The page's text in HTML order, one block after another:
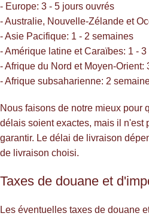
- Europe: 3 - 5 jours ouvrés
- Australie, Nouvelle-Zélande et
- Asie Pacifique: 1 - 2 semaines
- Amérique latine et Caraïbes: 1 -
- Afrique du Nord et Moyen-Orient:
- Afrique subsaharienne: 2
Nous faisons de notre mieux pour
délais soient exactes, mais il n'est
garantir. Le délai de livraison
de livraison choisi.
Taxes de douane et
Les éventuelles taxes de douane